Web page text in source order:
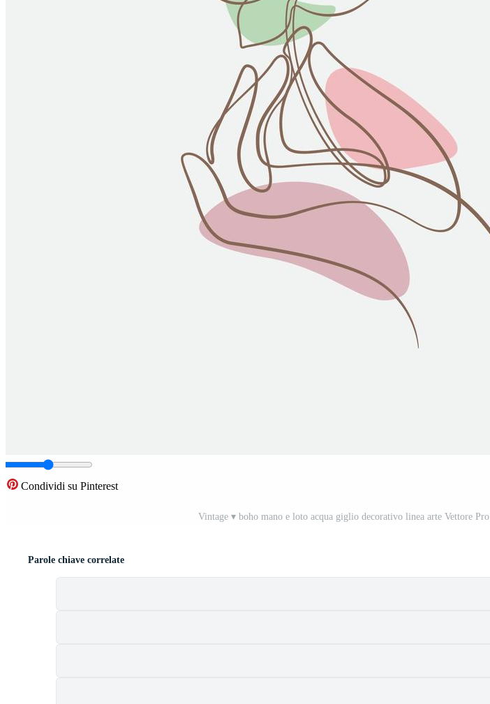
Condividi su Pinterest
Vintage ▾ boho mano e loto acqua giglio decorativo linea arte Vettore Pro
Parole chiave correlate